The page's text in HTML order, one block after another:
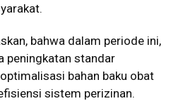
bahwa dalam periode ini,
peningkatan standar
bahan baku obat
sistem perizinan.